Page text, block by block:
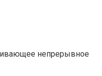
непрерывное